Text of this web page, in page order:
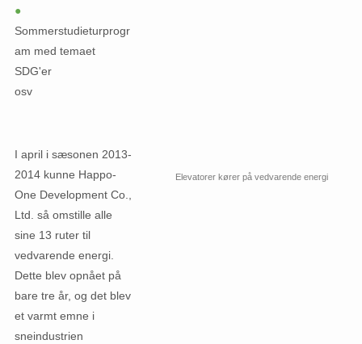
●
Sommerstudieturprogr
am med temaet
SDG'er
osv
I april i sæsonen 2013-
2014 kunne Happo-
One Development Co.,
Ltd. så omstille alle
sine 13 ruter til
vedvarende energi.
Dette blev opnået på
bare tre år, og det blev
et varmt emne i
sneindustrien
Elevatorer kører på vedvarende energi